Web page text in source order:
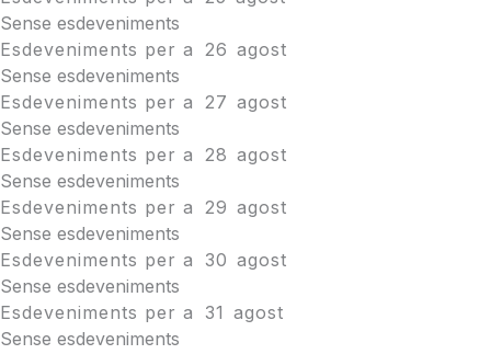
Sense esdeveniments
Esdeveniments per a
26 agost
Sense esdeveniments
Esdeveniments per a
27 agost
Sense esdeveniments
Esdeveniments per a
28 agost
Sense esdeveniments
Esdeveniments per a
29 agost
Sense esdeveniments
Esdeveniments per a 30 agost
Sense esdeveniments
Esdeveniments per a 31 agost
Sense esdeveniments